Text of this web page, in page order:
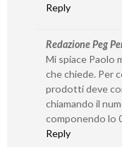
Reply
Redazione Peg
Mi spiace Paolo
che chiede. Per
prodotti deve
chiamando il
componendo lo
Reply